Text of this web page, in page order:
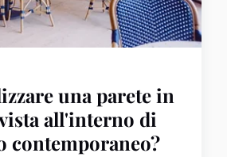
una parete in
all'interno di
contemporaneo?